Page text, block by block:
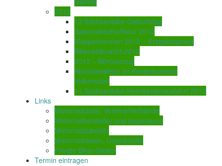
2012
12.Sachsenbike-Geburtstag
Saisonabschlußtour 2012
Moppedrennen 2012 – Erzgebirgsring
Bikerweihnacht 2012
2012 – Büroumzug
Abschiedsfeier im Kinderkurheim
Volkersdorf
11.Sachsenbike-Heimkinderausfahrt 2012
Links
Motorradclubs, Vereine/Verbände
Motorradhersteller und Importeure
Motorradzubehör
Motorradreisen, Unterkünfte
Private Biker-Seiten
Termin eintragen